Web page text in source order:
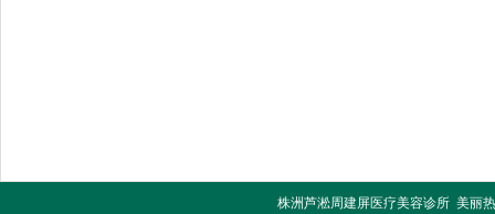
株洲芦淞周建屏医疗美容诊所 美丽